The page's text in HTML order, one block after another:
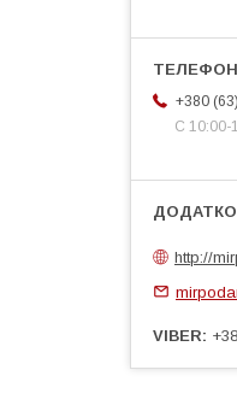
+380
С 10:00-
http://
VIBER